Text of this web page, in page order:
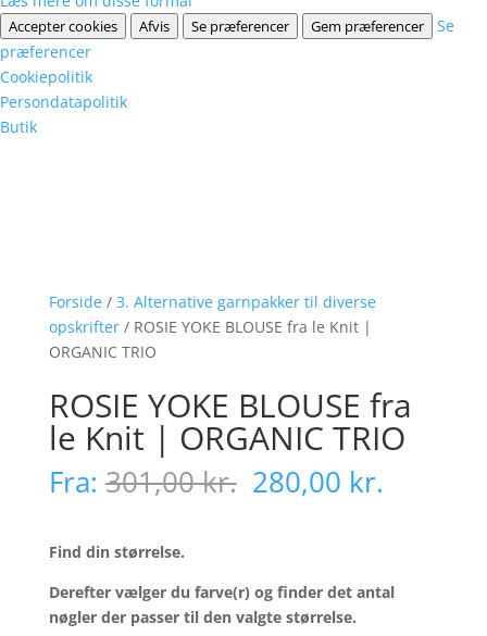
Accepter cookies Afvis Se præferencer Gem præferencer
Se
præferencer
Cookiepolitik
Persondatapolitik
Butik
Forside/ 3. Alternative garnpakker til diverse
opskrifter/ ROSIE YOKE BLOUSE fra le Knit |
ORGANIC TRIO
ROSIE YOKE BLOUSE fra
le Knit | ORGANIC TRIO
Fra: 301,00kr. Den
oprindelige
301,00 kr..
280,00 kr.
280,00
Find din størrelse.
Derefter vælger du farve(r) og finder det antal
nøgler der passer til den valgte størrelse.